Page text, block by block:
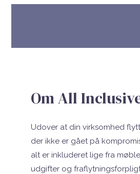
Om All
Udover at din virksomhed
der ikke er gået på
alt er inkluderet lige fra
udgifter og f